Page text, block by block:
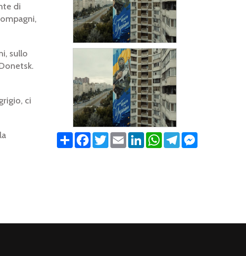
di
sullo
ci
Share Facebook
TwitterEmail LinkedInWhatsAppTelegram